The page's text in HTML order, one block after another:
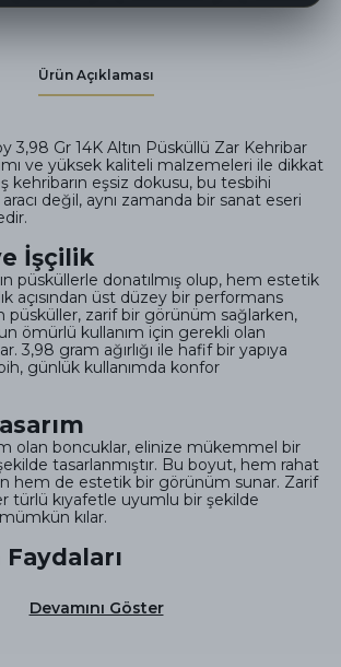
Ürün Açıklaması
3,98 Gr 14K Altın Püsküllü Zar Kehribar
ve yüksek kaliteli malzemeleri ile dikkat
kehribarın eşsiz dokusu, bu tesbihi
değil, aynı zamanda bir sanat eseri
İşçilik
püsküllerle donatılmış olup, hem estetik
açısından üst düzey bir performans
püsküller, zarif bir görünüm sağlarken,
ömürlü kullanım için gerekli olan
3,98 gram ağırlığı ile hafif bir yapıya
günlük kullanımda konfor
olan boncuklar, elinize mükemmel bir
tasarlanmıştır. Bu boyut, hem rahat
hem de estetik bir görünüm sunar. Zarif
türlü kıyafetle uyumlu bir şekilde
kılar.
Devamını Göster